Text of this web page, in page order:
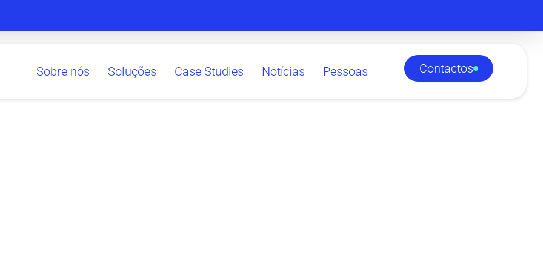
Sobre nós Soluções Case Studies Notícias Pessoas Contactos